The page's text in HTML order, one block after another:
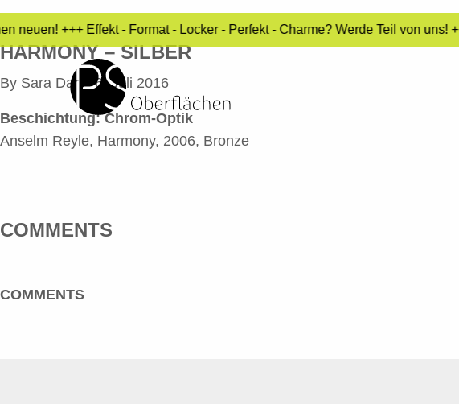
+++ Effekt - Format - Locker - Perfekt - Charme? Werde Teil von
HARMONY – SILBER
By Sara Dari•6. Juli 2016
Beschichtung: Chrom-Optik
Anselm Reyle, Harmony, 2006, Bronze
COMMENTS
COMMENTS